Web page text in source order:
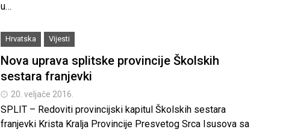
u…
Hrvatska Vijesti
Nova uprava splitske provincije Školskih
sestara franjevki
20. veljače 2016.
SPLIT – Redoviti provincijski kapitul Školskih sestara
franjevki Krista Kralja Provincije Presvetog Srca Isusova sa